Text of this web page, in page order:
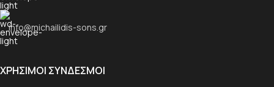
info@michailidis-sons.gr
ΧΡΗΣΙΜΟΙ ΣΥΝΔΕΣΜΟΙ